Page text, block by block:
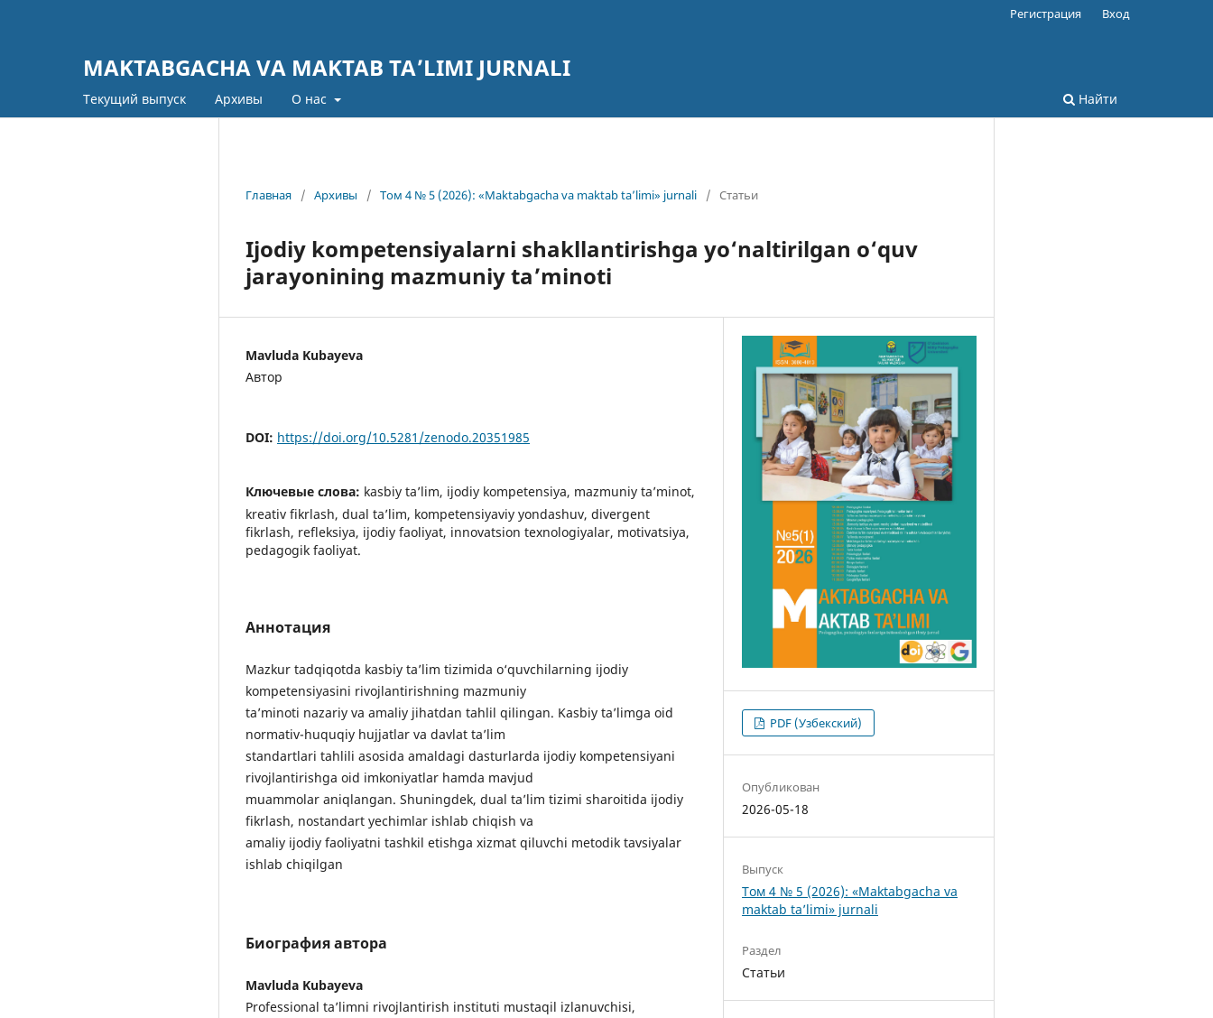
MAKTABGACHA VA MAKTAB TA’LIMI JURNALI
Текущий выпуск Архивы О нас Найти
Регистрация Вход
Главная / Архивы / Том 4 № 5 (2026): «Maktabgacha va maktab ta’limi» jurnali / Статьи
Ijodiy kompetensiyalarni shakllantirishga yo‘naltirilgan o‘quv
jarayonining mazmuniy ta’minoti
Mavluda Kubayeva
Автор
DOI: https://doi.org/10.5281/zenodo.20351985
Ключевые слова: kasbiy ta’lim, ijodiy kompetensiya, mazmuniy ta’minot,
kreativ fikrlash, dual ta’lim, kompetensiyaviy yondashuv, divergent
fikrlash, refleksiya, ijodiy faoliyat, innovatsion texnologiyalar, motivatsiya,
pedagogik faoliyat.
Аннотация
Mazkur tadqiqotda kasbiy ta’lim tizimida o‘quvchilarning ijodiy
kompetensiyasini rivojlantirishning mazmuniy
ta’minoti nazariy va amaliy jihatdan tahlil qilingan. Kasbiy ta’limga oid
normativ-huquqiy hujjatlar va davlat ta’lim
standartlari tahlili asosida amaldagi dasturlarda ijodiy kompetensiyani
rivojlantirishga oid imkoniyatlar hamda mavjud
muammolar aniqlangan. Shuningdek, dual ta’lim tizimi sharoitida ijodiy
fikrlash, nostandart yechimlar ishlab chiqish va
amaliy ijodiy faoliyatni tashkil etishga xizmat qiluvchi metodik tavsiyalar
ishlab chiqilgan
Биография автора
Mavluda Kubayeva
Professional ta’limni rivojlantirish instituti mustaqil izlanuvchisi,
PDF (Узбекский)
Опубликован
2026-05-18
Выпуск
Том 4 № 5 (2026): «Maktabgacha va
maktab ta’limi» jurnali
Раздел
Статьи